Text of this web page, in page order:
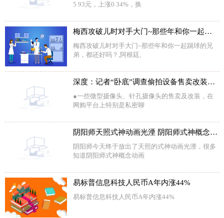
5 93元，上涨0 34%，换
梅西攻破儿时对手大门~那些年和你一起踢球的兄弟，都还好吗？
梅西攻破儿时对手大门~那些年和你一起踢球的兄
弟，都还好吗？,阿根廷,
深度：记者“卧底”调查偷拍设备售卖改装产业链
●一些微型摄像头、针孔摄像头的售卖及改装，在
网购平台上特别是私密聊
阴阳师天照式神动画光湮 阴阳师式神概念动画光湮
阴阳师今天终于放出了天照的式神动画光湮，很多
知道阴阳师式神概念动画
易标普信息科技人民币A年内涨44%
易标普信息科技人民币A年内涨44%